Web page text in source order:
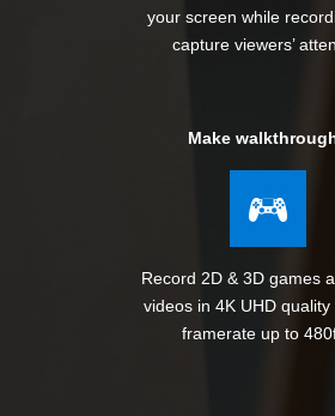
your screen while
capture viewers’
Make
Record 2D & 3D games
videos in 4K UHD quality
framerate up to